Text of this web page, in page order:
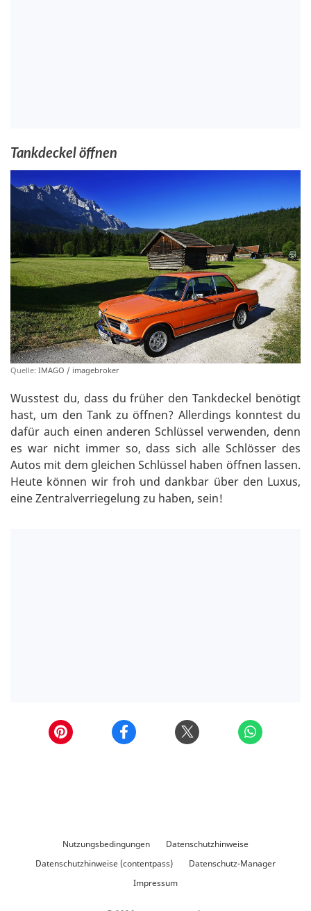
Tankdeckel öffnen
Quelle: IMAGO / imagebroker
Wusstest du, dass du früher den Tankdeckel benötigt
hast, um den Tank zu öffnen? Allerdings konntest du
dafür auch einen anderen Schlüssel verwenden, denn
es war nicht immer so, dass sich alle Schlösser des
Autos mit dem gleichen Schlüssel haben öffnen lassen.
Heute können wir froh und dankbar über den Luxus,
eine Zentralverriegelung zu haben, sein!
Nutzungsbedingungen
Datenschutzhinweise
Datenschutzhinweise (contentpass)
Datenschutz-Manager
Impressum